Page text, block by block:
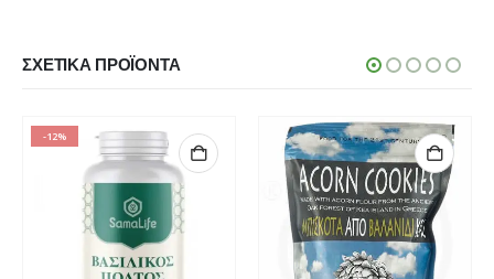
ΣΧΕΤΙΚΆ ΠΡΟΪΌΝΤΑ
-12%